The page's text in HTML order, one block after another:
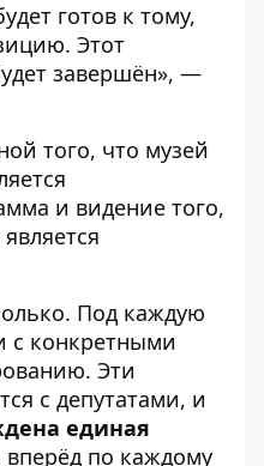
готов к тому,
Этот
завершён», —
того, что музей
и видение того,
Под каждую
с конкретными
Эти
с депутатами, и
единая
вперёд по каждому